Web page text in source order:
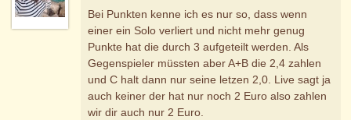
Bei Punkten kenne ich es nur so, dass wenn
einer ein Solo verliert und nicht mehr genug
Punkte hat die durch 3 aufgeteilt werden. Als
Gegenspieler müssten aber A+B die 2,4 zahlen
und C halt dann nur seine letzen 2,0. Live sagt ja
auch keiner der hat nur noch 2 Euro also zahlen
wir dir auch nur 2 Euro.